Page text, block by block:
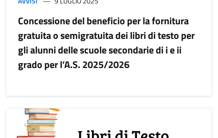
Concessione del beneficio per la fornitura
gratuita o semigratuita dei libri di testo per
gli alunni delle scuole secondarie di i e ii
grado per l’A.S. 2025/2026